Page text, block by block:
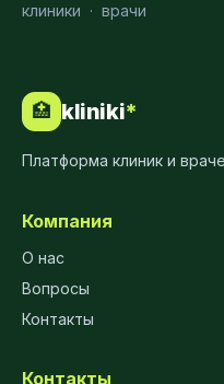
клиники · врачи
🏥 kliniki*
Платформа клиник и
Компания
О нас
Вопросы
Контакты
Контакты